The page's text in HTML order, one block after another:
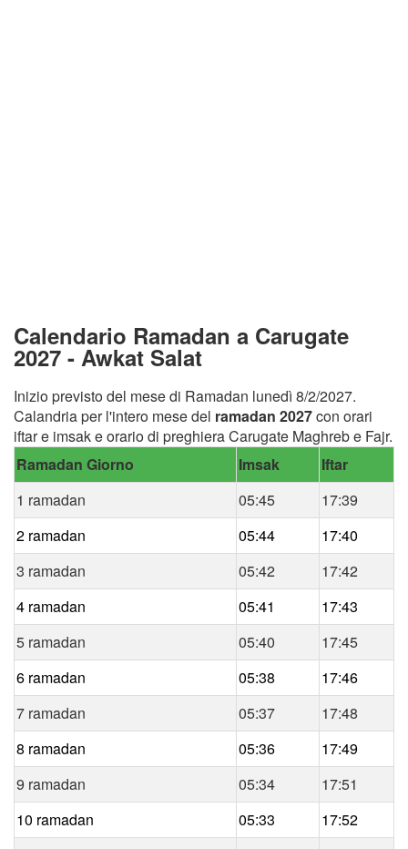
Calendario Ramadan a Carugate
2027 - Awkat Salat
Inizio previsto del mese di Ramadan lunedì 8/2/2027.
Calandria per l'intero mese del ramadan 2027con orari
iftar e imsak e orario di preghiera Carugate Maghreb e Fajr.
Ramadan Giorno
Imsak
Iftar
1 ramadan
05:45
17:39
2 ramadan
05:44
17:40
3 ramadan
05:42
17:42
4 ramadan
05:41
17:43
5 ramadan
05:40
17:45
6 ramadan
05:38
17:46
7 ramadan
05:37
17:48
8 ramadan
05:36
17:49
9 ramadan
05:34
17:51
10 ramadan
05:33
17:52